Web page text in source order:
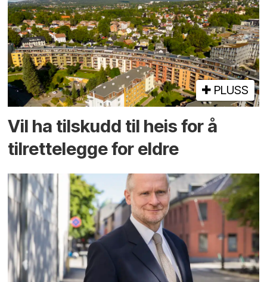
PLUSS
Vil ha tilskudd til heis for å
tilrettelegge for eldre